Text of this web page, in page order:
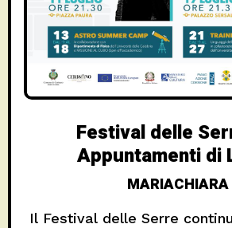
Festival delle
Appuntamenti di
MARIACHIARA
Il Festival delle Serre